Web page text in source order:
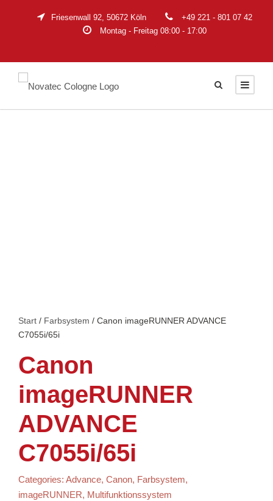
Friesenwall 92, 50672 Köln
+49 221 - 801 07 42
Montag - Freitag 08:00 - 17:00
Start / Farbsystem / Canon imageRUNNER ADVANCE
C7055i/65i
Canon
imageRUNNER
ADVANCE
C7055i/65i
Categories: Advance, Canon, Farbsystem,
imageRUNNER, Multifunktionssystem